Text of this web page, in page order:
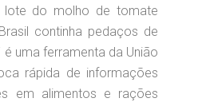
do molho de tomate
continha pedaços de
é uma ferramenta da União
rápida de informações
em alimentos e rações